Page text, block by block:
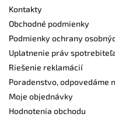
Kontakty
Obchodné podmienky
Podmienky ochrany
Uplatnenie práv
Riešenie reklamácií
Poradenstvo, odpovedáme
Moje objednávky
Hodnotenia obchodu